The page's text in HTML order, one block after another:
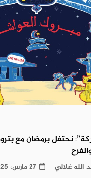
نحتفل برمضان مع
الله غلالي 27 مارس، 2025